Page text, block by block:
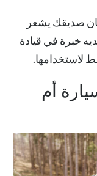
صديقك يشعر
خبرة في قيادة
لاستخدامها.
أم